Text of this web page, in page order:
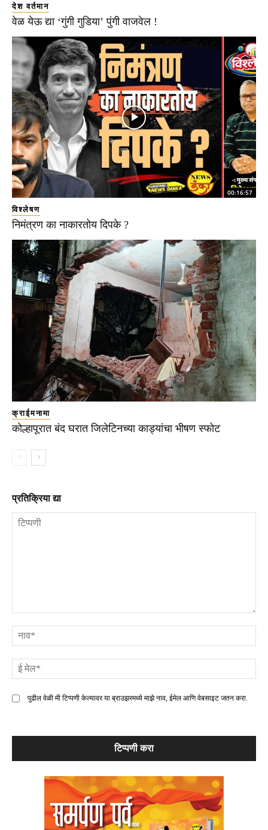
देश वर्तमान
वेळ येऊ द्या ‘गुंगी गुडिया’ पुंगी वाजवेल !
00:16:57
विश्लेषण
निमंत्रण का नाकारतोय दिपके ?
क्राईमनामा
कोल्हापूरात बंद घरात जिलेटिनच्या काड्यांचा भीषण स्फोट
प्रतिक्रिया द्या
पुढील वेळी मी टिप्पणी केल्यावर या ब्राउझरमध्ये माझे नाव, ईमेल आणि वेबसाइट जतन करा.